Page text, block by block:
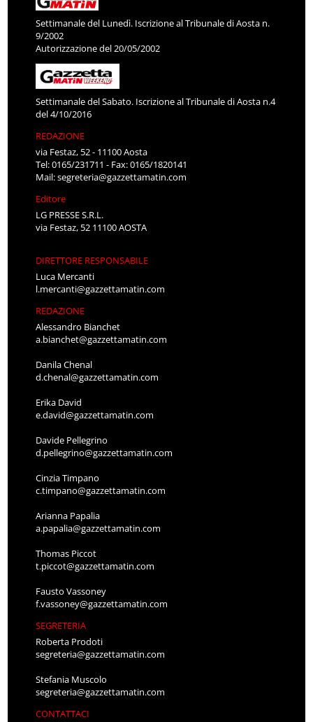
Settimanale del Lunedì. Iscrizione al Tribunale di Aosta n.
9/2002
Autorizzazione del 20/05/2002
Settimanale del Sabato. Iscrizione al Tribunale di Aosta n.4
del 4/10/2016
REDAZIONE
via Festaz, 52 - 11100 Aosta
Tel: 0165/231711 - Fax: 0165/1820141
Mail:segreteria@gazzettamatin.com
Editore
LG PRESSE S.R.L.
via Festaz, 52 11100 AOSTA
DIRETTORE RESPONSABILE
Luca Mercanti
l.mercanti@gazzettamatin.com
REDAZIONE
Alessandro Bianchet
a.bianchet@gazzettamatin.com
Danila Chenal
d.chenal@gazzettamatin.com
Erika David
e.david@gazzettamatin.com
Davide Pellegrino
d.pellegrino@gazzettamatin.com
Cinzia Timpano
c.timpano@gazzettamatin.com
Arianna Papalia
a.papalia@gazzettamatin.com
Thomas Piccot
t.piccot@gazzettamatin.com
Fausto Vassoney
f.vassoney@gazzettamatin.com
SEGRETERIA
Roberta Prodoti
segreteria@gazzettamatin.com
Stefania Muscolo
segreteria@gazzettamatin.com
CONTATTACI